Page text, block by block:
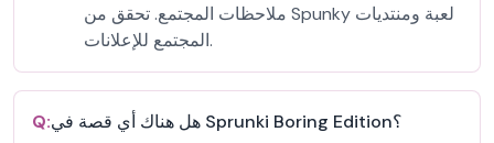
ملاحظات المجتمع. تحقق من Spunky لعبة ومنتديات
المجتمع للإعلانات.
Q:
هل هناك أي قصة في Sprunki Boring Edition؟